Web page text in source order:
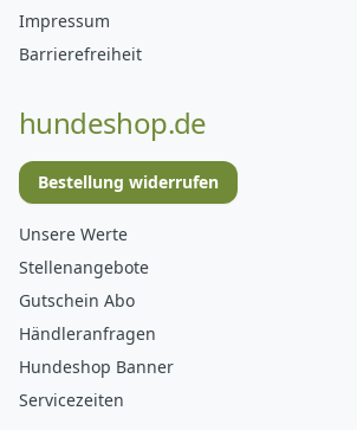
Impressum
Barrierefreiheit
hundeshop.de
Bestellung widerrufen
Unsere Werte
Stellenangebote
Gutschein Abo
Händleranfragen
Hundeshop Banner
Servicezeiten